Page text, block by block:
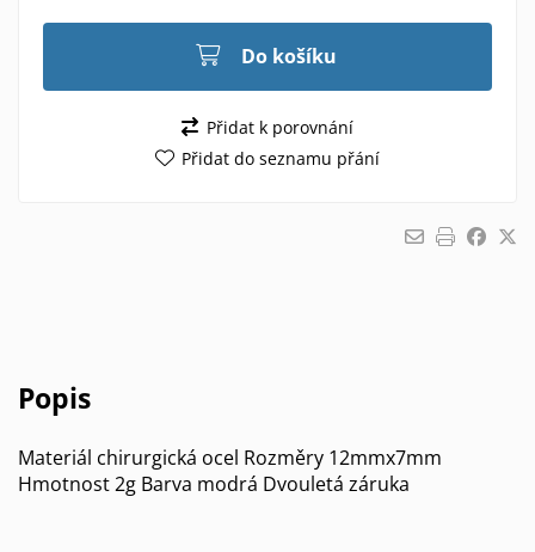
Do košíku
Přidat k porovnání
Přidat do seznamu přání
Popis
Materiál chirurgická ocel Rozměry 12mmx7mm
Hmotnost 2g Barva modrá Dvouletá záruka